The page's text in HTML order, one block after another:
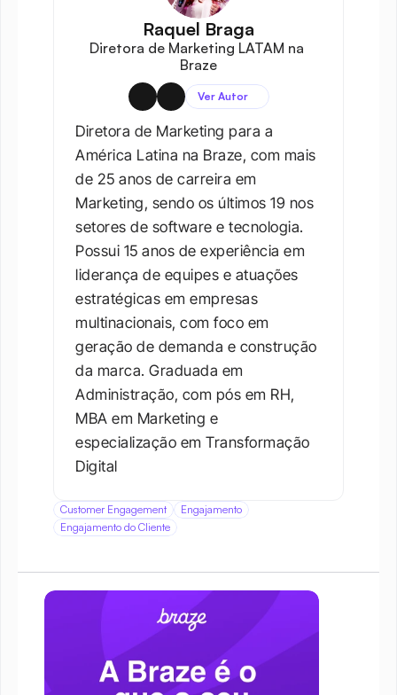
Customer Engagement
Engajamento
Engajamento do Cliente
Raquel Braga
Diretora de Marketing LATAM na
Braze
Ver Autor
Diretora de Marketing para a
América Latina na Braze, com mais
de 25 anos de carreira em
Marketing, sendo os últimos 19 nos
setores de software e tecnologia.
Possui 15 anos de experiência em
liderança de equipes e atuações
estratégicas em empresas
multinacionais, com foco em
geração de demanda e construção
da marca. Graduada em
Administração, com pós em RH,
MBA em Marketing e
especialização em Transformação
Digital